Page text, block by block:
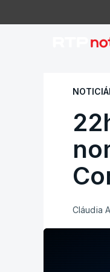
Cláudia